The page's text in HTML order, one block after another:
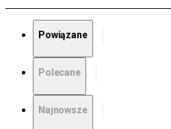
Powiązane
Polecane
Najnowsze